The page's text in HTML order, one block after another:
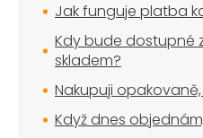
Jak funguje platba
Kdy bude dostupné
skladem?
Nakupuji
Když dnes